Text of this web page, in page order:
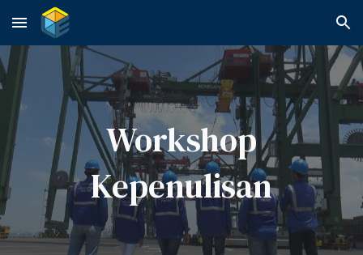
Skip to main content Skip to navigation
Workshop
Kepenulisan